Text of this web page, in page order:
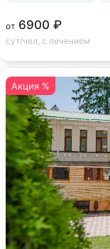
от 6900 ₽
сут/чел, с лечением
Акция %